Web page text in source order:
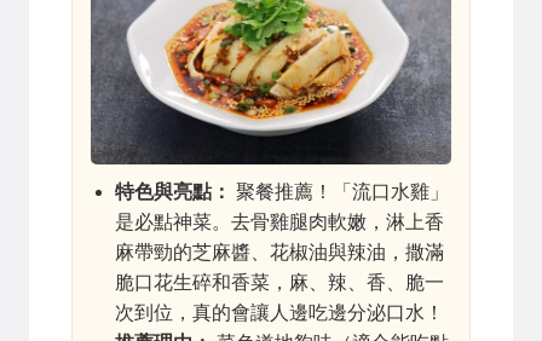
特色與亮點： 聚餐推薦！「流口水雞」
是必點神菜。去骨雞腿肉軟嫩，淋上香
麻帶勁的芝麻醬、花椒油與辣油，撒滿
脆口花生碎和香菜，麻、辣、香、脆一
次到位，真的會讓人邊吃邊分泌口水！